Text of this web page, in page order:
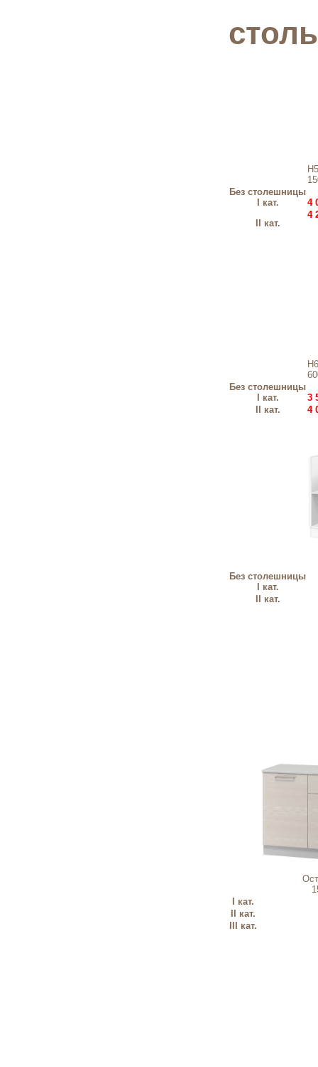
Без столешницы
I кат.
4
II кат.
4
Без столешницы
I кат.
3
II кат.
4
Без столешницы
I кат.
II кат.
I кат.
II кат.
III кат.